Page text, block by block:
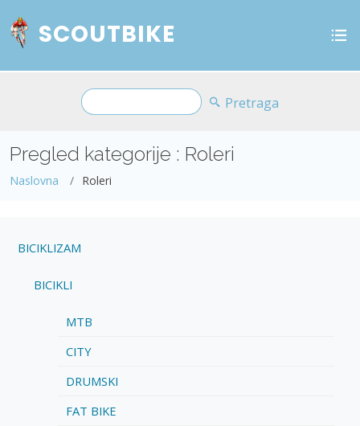
SCOUTBIKE
Pretraga
Pregled kategorije : Roleri
Naslovna Roleri
BICIKLIZAM
BICIKLI
MTB
CITY
DRUMSKI
FAT BIKE